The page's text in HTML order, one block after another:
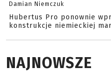
Damian Niemczuk
Hubertus Pro ponownie
konstrukcje niemieckiej
NAJNOWSZE